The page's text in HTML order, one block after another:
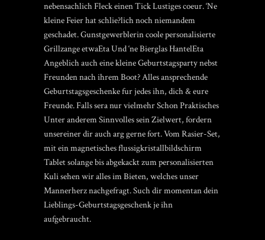
nebensachlich Fleck einen Tick Lustiges coeur. ‘Ne
kleine Feier hat schlie?lich noch niemandem
geschadet. Gunstgewerblerin coole personalisierte
Grillzange etwaEta Und ‘ne Bierglas HantelEta
Angeblich auch eine kleine Geburtstagsparty nebst
Freunden nach ihrem Boot? Alles ansprechende
Geburtstagsgeschenke fur jedes ihn, dich & eure
Freunde. Falls sera nur vielmehr Schon Praktisches
Unter anderem Sinnvolles sein Zielwert, fordern
unsereiner dir auch arg gerne fort. Vom Rasier-Set,
mit ein magnetisches flussigkristallbildschirm
Tablet solange bis abgekackt zum personalisierten
Kuli sehen wir alles im Bieten, welches unser
Mannerherz nachgefragt. Such dir momentan dein
Lieblings-Geburtstagsgeschenk je ihn
aufgebraucht.